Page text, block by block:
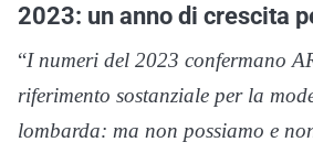
2023: un anno di crescita
“I numeri del 2023 confermano
riferimento sostanziale per la
lombarda: ma non possiamo e